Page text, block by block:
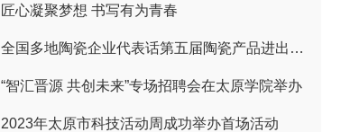
匠心凝聚梦想 书写有为青春
全国多地陶瓷企业代表话第五届陶瓷产品进出口交易会
“智汇晋源 共创未来”专场招聘会在太原学院举办
2023年太原市科技活动周成功举办首场活动